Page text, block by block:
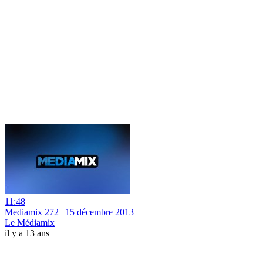
11:48
Mediamix 272 | 15 décembre 2013
Le Médiamix
il y a 13 ans